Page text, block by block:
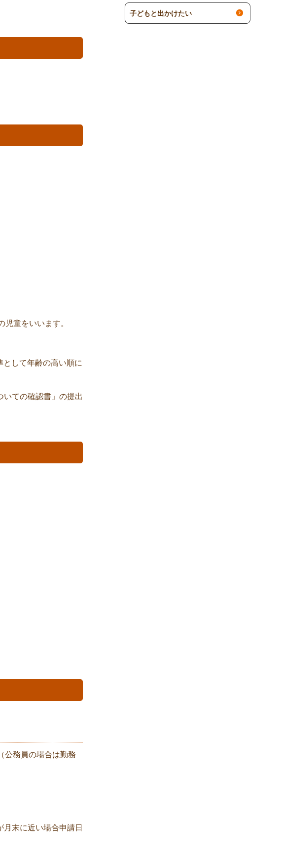
童をいいます。
して年齢の高い順に
ての確認書」の提出
公務員の場合は勤務
末に近い場合申請日
子どもと出かけたい